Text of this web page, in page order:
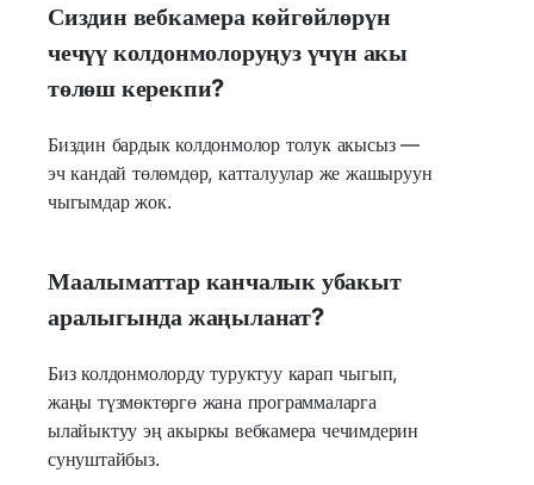
Сиздин вебкамера көйгөйлөрүн
чечүү колдонмолоруңуз үчүн акы
төлөш керекпи?
Биздин бардык колдонмолор толук акысыз —
эч кандай төлөмдөр, катталуулар же жашыруун
чыгымдар жок.
Маалыматтар канчалык убакыт
аралыгында жаңыланат?
Биз колдонмолорду туруктуу карап чыгып,
жаңы түзмөктөргө жана программаларга
ылайыктуу эң акыркы вебкамера чечимдерин
сунуштайбыз.